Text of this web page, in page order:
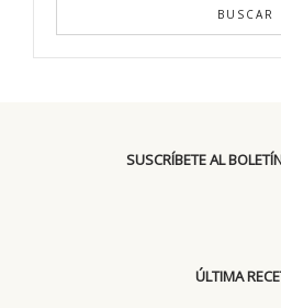
BUSCAR
SUSCRÍBETE AL
ÚLTIMA